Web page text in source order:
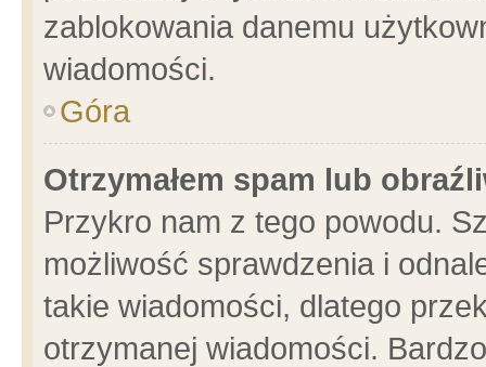
zablokowania danemu
wiadomości.
Góra
Otrzymałem spam lub
Przykro nam z tego powodu.
możliwość sprawdzenia i
takie wiadomości, dlatego
otrzymanej wiadomości.